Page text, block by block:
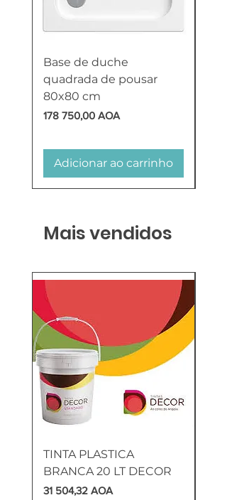
Base de duche
quadrada de pousar
80x80 cm
Preço
178 750,00 AOA
Adicionar ao carrinho
Mais vendidos
TINTA PLASTICA
BRANCA 20 LT DECOR
Preço
31 504,32 AOA